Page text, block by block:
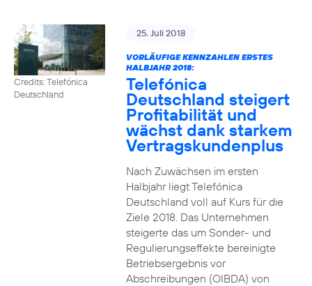
Credits: Telefónica
Deutschland
25. Juli 2018
VORLÄUFIGE KENNZAHLEN ERSTES
HALBJAHR 2018:
Telefónica
Deutschland steigert
Profitabilität und
wächst dank starkem
Vertragskundenplus
Nach Zuwächsen im ersten
Halbjahr liegt Telefónica
Deutschland voll auf Kurs für die
Ziele 2018. Das Unternehmen
steigerte das um Sonder- und
Regulierungseffekte bereinigte
Betriebsergebnis vor
Abschreibungen (OIBDA) von